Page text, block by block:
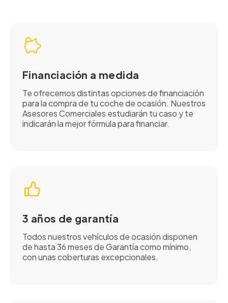
Financiación a medida
Te ofrecemos distintas opciones de financiación
para la compra de tu coche de ocasión. Nuestros
Asesores Comerciales estudiarán tu caso y te
indicarán la mejor fórmula para financiar.
3 años de garantía
Todos nuestros vehículos de ocasión disponen
de hasta 36 meses de Garantía como mínimo,
con unas coberturas excepcionales.